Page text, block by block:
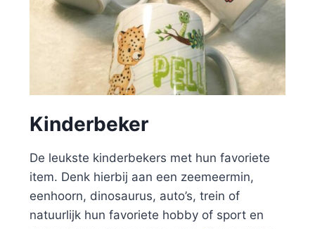
Kinderbeker
De leukste kinderbekers met hun favoriete
item. Denk hierbij aan een zeemeermin,
eenhoorn, dinosaurus, auto’s, trein of
natuurlijk hun favoriete hobby of sport en